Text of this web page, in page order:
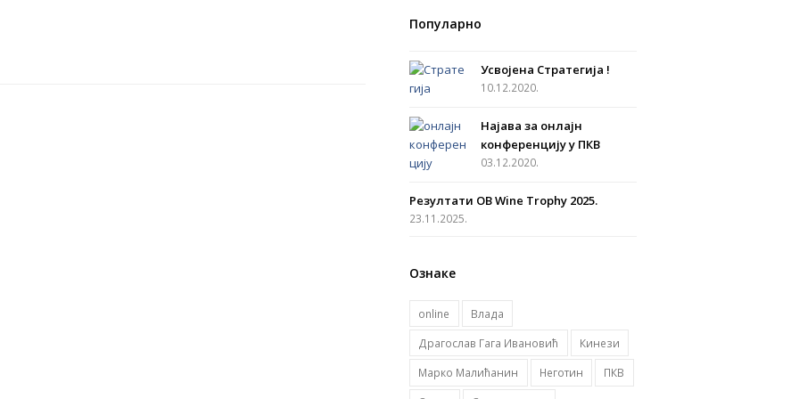
o
k
a
m
b
e
Популарно
Усвојена Стратегија !
10.12.2020.
Најава за онлајн
конференцију у ПКВ
03.12.2020.
Резултати OB Wine Trophy 2025.
23.11.2025.
Ознаке
online
Влада
Драгослав Гага Ивановић
Кинези
Марко Малићанин
Неготин
ПКВ